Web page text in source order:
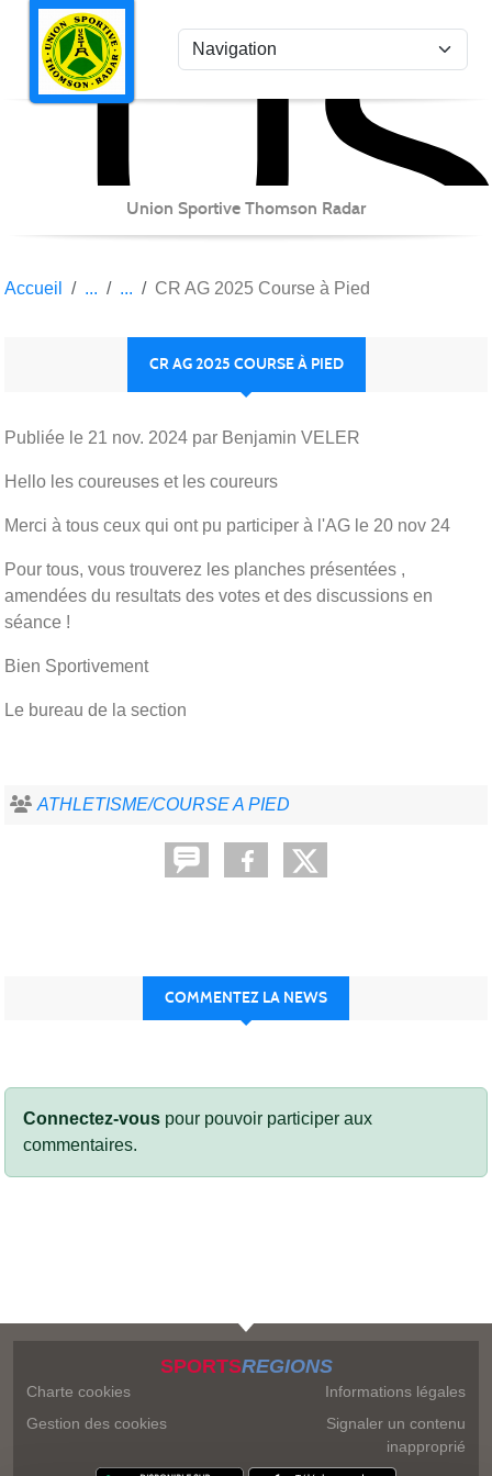
Union Sportive Thomson Radar
Accueil CR AG 2025 Course à Pied
CR AG 2025 COURSE À PIED
Publiée le 21 nov. 2024 par Benjamin VELER
Hello les coureuses et les coureurs
Merci à tous ceux qui ont pu participer à l'AG le 20 nov 24
Pour tous, vous trouverez les planches présentées ,
amendées du resultats des votes et des discussions en
séance !
Bien Sportivement
Le bureau de la section
ATHLETISME/COURSE A PIED
COMMENTEZ LA NEWS
Connectez-vous pour pouvoir participer aux
commentaires.
SPORTSREGIONS
Charte cookies
Gestion des cookies
Informations légales
Signaler un contenu
inapproprié
Panneau de gestion des cookies